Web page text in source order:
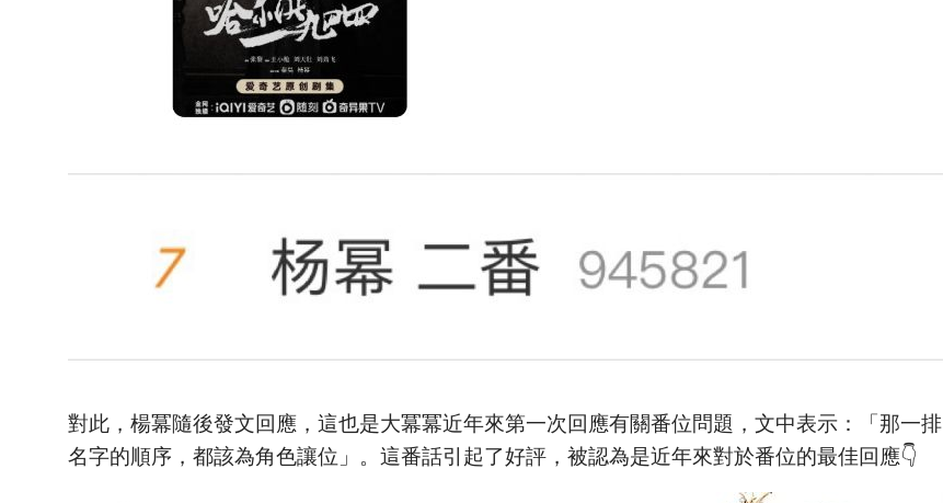
對此，楊冪隨後發文回應，這也是大冪冪近年來第一次回應有關番位問題，文中表示：「那一排
名字的順序，都該為角色讓位」。這番話引起了好評，被認為是近年來對於番位的最佳回應👇